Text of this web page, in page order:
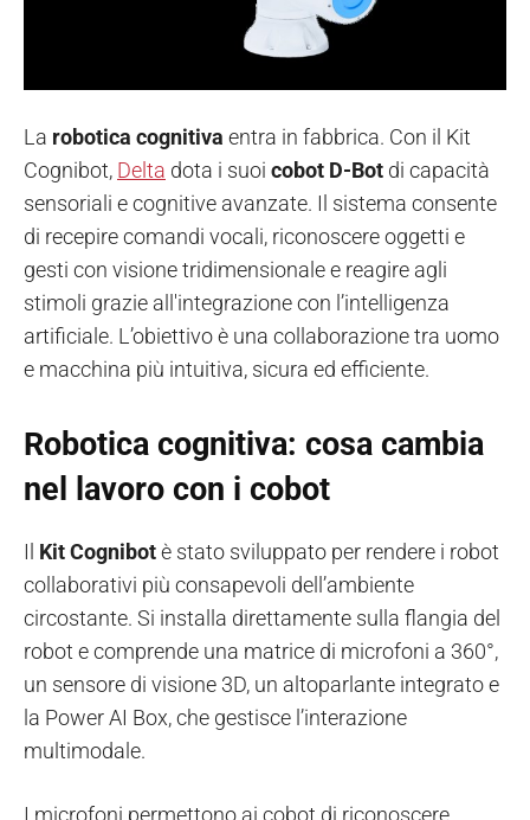
La robotica cognitiva entra in fabbrica. Con il Kit
Cognibot, Delta dota i suoi cobot D-Bot di capacità
sensoriali e cognitive avanzate. Il sistema consente
di recepire comandi vocali, riconoscere oggetti e
gesti con visione tridimensionale e reagire agli
stimoli grazie all'integrazione con l’intelligenza
artificiale. L’obiettivo è una collaborazione tra uomo
e macchina più intuitiva, sicura ed efficiente.
Robotica cognitiva: cosa cambia
nel lavoro con i cobot
Il Kit Cognibotè stato sviluppato per rendere i robot
collaborativi più consapevoli dell’ambiente
circostante. Si installa direttamente sulla flangia del
robot e comprende una matrice di microfoni a 360°,
un sensore di visione 3D, un altoparlante integrato e
la Power AI Box, che gestisce l’interazione
multimodale.
I microfoni permettono ai cobot di riconoscere